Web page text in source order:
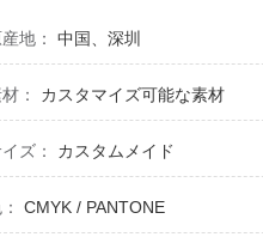
地： 中国、深圳
： カスタマイズ可能な素材
ズ： カスタムメイド
CMYK / PANTONE